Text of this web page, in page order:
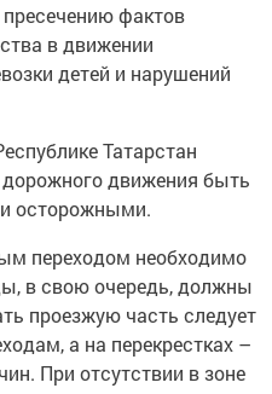
пресечению фактов
в движении
детей и нарушений
Татарстан
дорожного движения быть
осторожными.
переходом необходимо
в свою очередь, должны
проезжую часть следует
а на перекрестках –
При отсутствии в зоне